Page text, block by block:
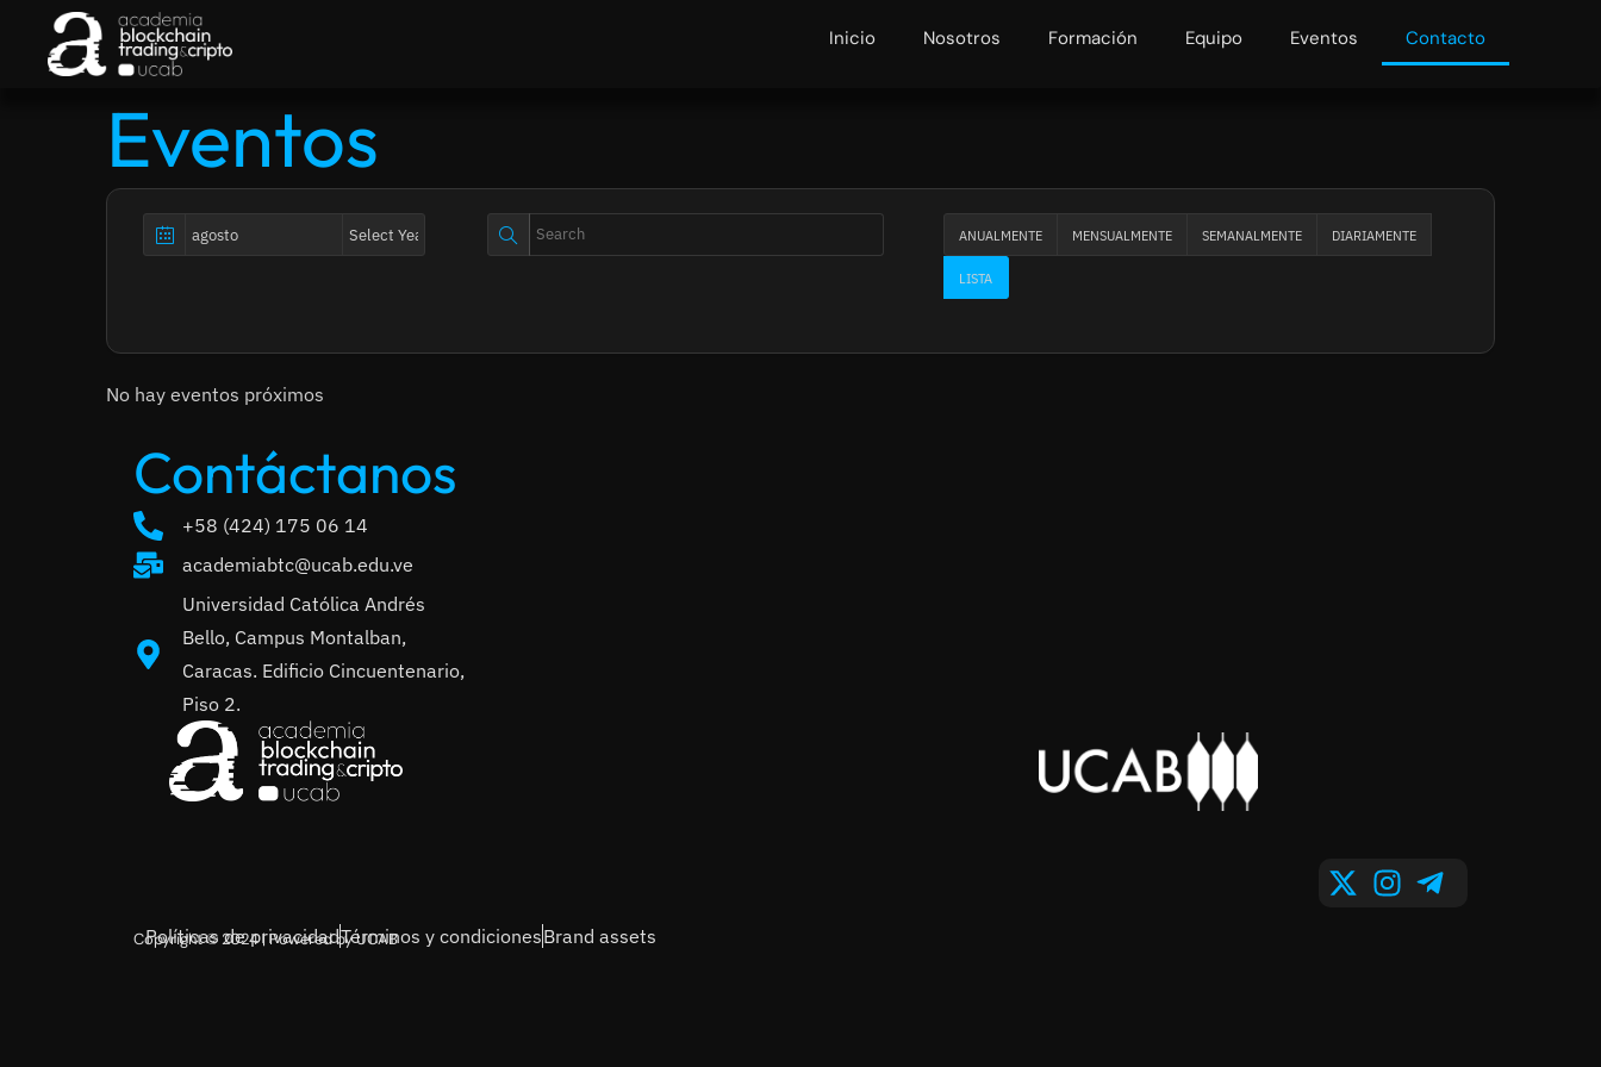
Inicio Nosotros Formación Equipo Eventos Contacto
Eventos
ANUALMENTE MENSUALMENTE SEMANALMENTE DIARIAMENTE
LISTA
No hay eventos próximos
Contáctanos
+58 (424) 175 06 14
academiabtc@ucab.edu.ve
Universidad Católica Andrés
Bello, Campus Montalban,
Caracas. Edificio Cincuentenario,
Piso 2.
Políticas de privacidadTérminos y condicionesBrand assets
Copyright © 2024 | Powered by UCAB